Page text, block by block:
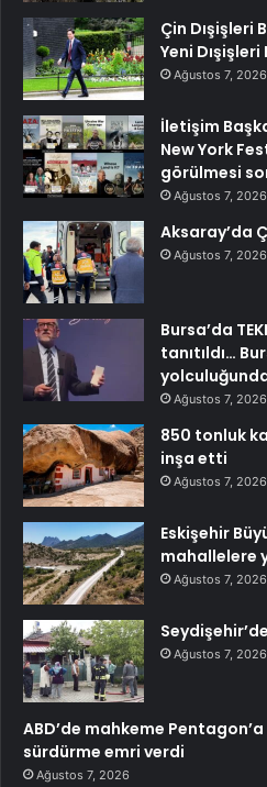
Çin Dışişleri
Yeni Dışişleri
Ağustos 7, 2026
İletişim
New York
görülmesi
Ağustos 7, 2026
Aksaray’da
Ağustos 7, 2026
Bursa’da
tanıtıldı…
Ağustos 7, 2026
850 tonluk
inşa etti
Ağustos 7, 2026
Eskişehir
mahallelere
Ağustos 7, 2026
Ağustos 7, 2026
ABD’de mahkeme
sürdürme emri verdi
Ağustos 7, 2026